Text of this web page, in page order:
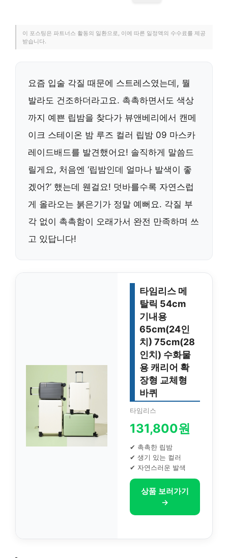
이 포스팅은 파트너스 활동의 일환으로, 이에 따른 일정액의 수수료를 제공
받습니다.
요즘 입술 각질 때문에 스트레스였는데, 뭘
발라도 건조하더라고요. 촉촉하면서도 색상
까지 예쁜 립밤을 찾다가 뷰앤베리에서 캔메
이크 스테이온 밤 루즈 컬러 립밤 09 마스카
레이드배드를 발견했어요! 솔직하게 말씀드
릴게요, 처음엔 ‘립밤인데 얼마나 발색이 좋
겠어?’ 했는데 웬걸요! 덧바를수록 자연스럽
게 올라오는 붉은기가 정말 예뻐요. 각질 부
각 없이 촉촉함이 오래가서 완전 만족하며 쓰
고 있답니다!
타임리스 메
탈릭 54cm
기내용
65cm(24인
치) 75cm(28
인치) 수화물
용 캐리어 확
장형 교체형
바퀴
타임리스
131,800원
✔ 촉촉한 립밤
✔ 생기 있는 컬러
✔ 자연스러운 발색
상품 보러가기
→